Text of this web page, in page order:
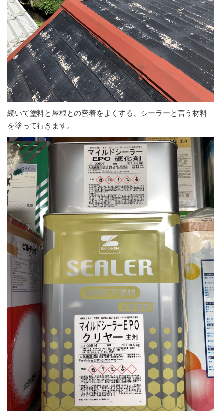
続いて塗料と屋根との密着をよくする、シーラーと言う材料
を塗って行きます。